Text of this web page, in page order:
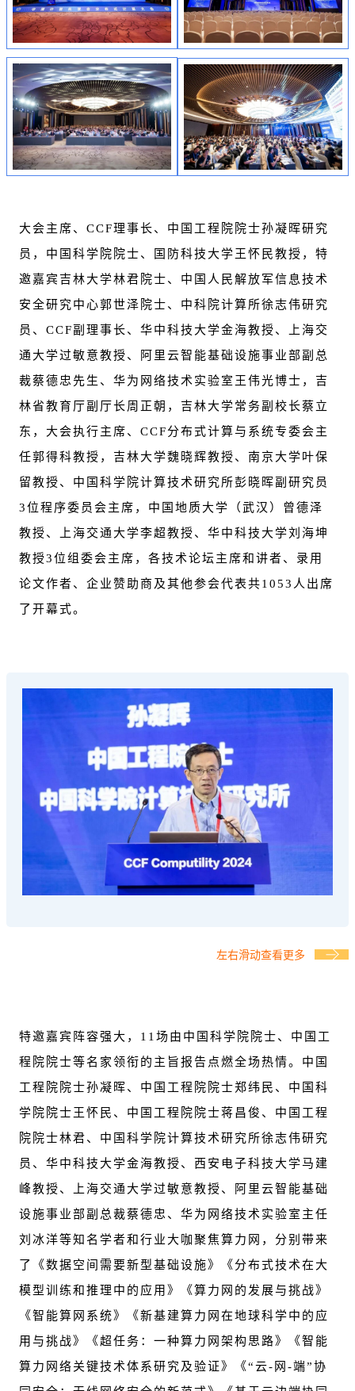
大会主席、CCF理事长、中国工程院院士孙凝晖研究
员，中国科学院院士、国防科技大学王怀民教授，特
邀嘉宾吉林大学林君院士、中国人民解放军信息技术
安全研究中心郭世泽院士、中科院计算所徐志伟研究
员、CCF副理事长、华中科技大学金海教授、上海交
通大学过敏意教授、阿里云智能基础设施事业部副总
裁蔡德忠先生、华为网络技术实验室王伟光博士，吉
林省教育厅副厅长周正朝，吉林大学常务副校长蔡立
东，大会执行主席、CCF分布式计算与系统专委会主
任郭得科教授，吉林大学魏晓辉教授、南京大学叶保
留教授、中国科学院计算技术研究所彭晓晖副研究员
3位程序委员会主席，中国地质大学（武汉）曾德泽
教授、上海交通大学李超教授、华中科技大学刘海坤
教授3位组委会主席，各技术论坛主席和讲者、录用
论文作者、企业赞助商及其他参会代表共1053人出席
了开幕式。
左右滑动查看更多
特邀嘉宾阵容强大，11场由中国科学院院士、中国工
程院院士等名家领衔的主旨报告点燃全场热情。中国
工程院院士孙凝晖、中国工程院院士郑纬民、中国科
学院院士王怀民、中国工程院院士蒋昌俊、中国工程
院院士林君、中国科学院计算技术研究所徐志伟研究
员、华中科技大学金海教授、西安电子科技大学马建
峰教授、上海交通大学过敏意教授、阿里云智能基础
设施事业部副总裁蔡德忠、华为网络技术实验室主任
刘冰洋等知名学者和行业大咖聚焦算力网，分别带来
了《数据空间需要新型基础设施》《分布式技术在大
模型训练和推理中的应用》《算力网的发展与挑战》
《智能算网系统》《新基建算力网在地球科学中的应
用与挑战》《超任务：一种算力网架构思路》《智能
算力网络关键技术体系研究及验证》《“云-网-端”协